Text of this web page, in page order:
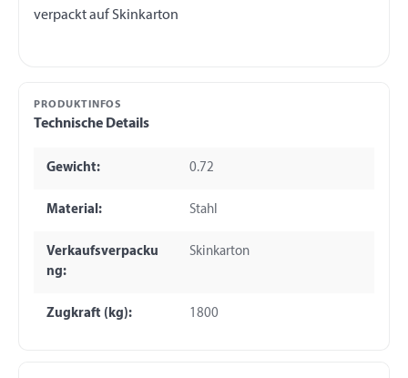
PRODUKTINFOS
Technische Details
Gewicht: 0.72
Material: Stahl
Verkaufsverpacku
ng:
Skinkarton
Zugkraft (kg): 1800